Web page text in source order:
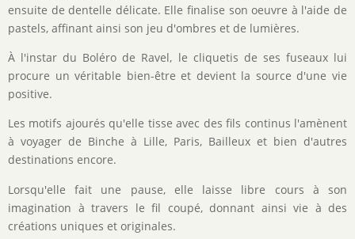
ensuite de dentelle délicate. Elle finalise son oeuvre à l'aide de
pastels, affinant ainsi son jeu d'ombres et de lumières.
À l'instar du Boléro de Ravel, le cliquetis de ses fuseaux lui
procure un véritable bien-être et devient la source d'une vie
positive.
Les motifs ajourés qu'elle tisse avec des fils continus l'amènent
à voyager de Binche à Lille, Paris, Bailleux et bien d'autres
destinations encore.
Lorsqu'elle fait une pause, elle laisse libre cours à son
imagination à travers le fil coupé, donnant ainsi vie à des
créations uniques et originales.